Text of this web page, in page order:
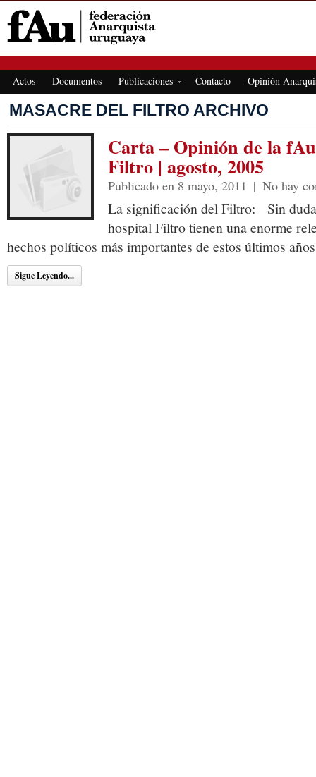
Actos Documentos Publicaciones Contacto Opinión
MASACRE DEL FILTRO ARCHIVO
Carta – Opinión de la
Filtro | agosto, 2005
Publicado en 8 mayo, 2011 | No hay
La significación del Filtro: Sin
hospital Filtro tienen una enorme
hechos políticos más importantes de estos últimos
Sigue Leyendo...